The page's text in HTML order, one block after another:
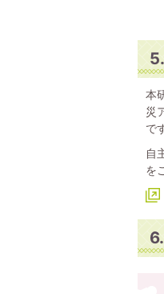
本
災
で
自
を